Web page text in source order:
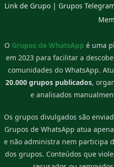
Link de Grupo | Grupos
O Grupos de WhatsApp é uma
em 2023 para facilitar a
comunidades do WhatsApp.
20.000 grupos publicados,
e analisados
Os grupos divulgados são
Grupos de WhatsApp atua
e não administra nem participa
dos grupos. Conteúdos que